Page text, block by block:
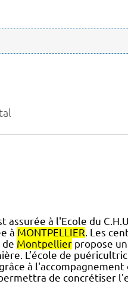
à l'Ecole du
à MONTPELLIER. Les
de Montpellierpropose
L’école de
à
de concrétiser